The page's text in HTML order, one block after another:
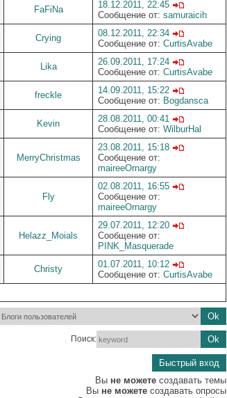
FaFiNa
18.12.2011, 22:45
Сообщение от: samuraicih
Crying
08.12.2011, 22:34
Сообщение от: CurtisAvabe
Lika
26.09.2011, 17:24
Сообщение от: CurtisAvabe
freckle
14.09.2011, 15:22
Сообщение от: Bogdansca
Kevin
28.08.2011, 00:41
Сообщение от: WilburHal
MerryChristmas
23.08.2011, 15:18
Сообщение от:
maireeOrnargy
Fly
02.08.2011, 16:55
Сообщение от:
maireeOrnargy
Helazz_Moials
29.07.2011, 12:20
Сообщение от:
PINK_Masquerade
Christy
01.07.2011, 10:12
Сообщение от: CurtisAvabe
Поиск:
Вы не можете создавать темы
Вы не можете создавать опросы